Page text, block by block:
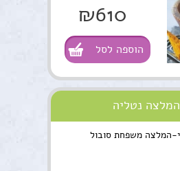
₪610
הוספה לסל
נטליה
המלצה משפחת סובול